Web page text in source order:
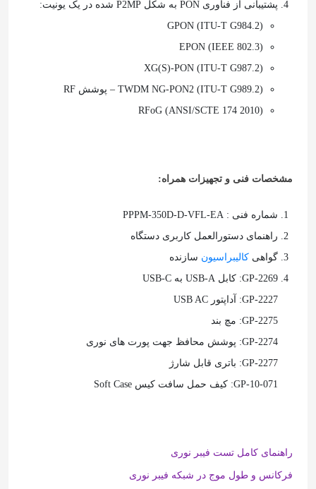
پشتیبانی از فناوری PON به شکل P2MP شده در یک یونیت:
GPON (ITU-T G984.2)
EPON (IEEE 802.3)
XG(S)-PON (ITU-T G987.2)
TWDM NG-PON2 (ITU-T G989.2) – پوشش RF
RFoG (ANSI/SCTE 174 2010)
مشخصات فنی و تجهیزات همراه:
شماره فنی : PPPM-350D-D-VFL-EA
راهنمای دستورالعمل کاربری دستگاه
گواهیکالیبراسیونسازنده
GP-2269: کابل USB-A به USB-C
GP-2227: آداپتور USB AC
GP-2275: مچ بند
GP-2274: پوشش محافظ جهت پورت های نوری
GP-2277: باتری قابل شارژ
GP-10-071: کیف حمل سافت کیس Soft Case
راهنمای کامل تست فیبر نوری
فرکانس و طول موج در شبکه فیبر نوری